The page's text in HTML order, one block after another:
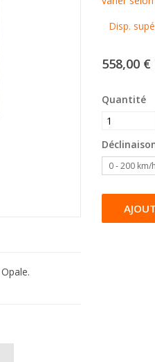
Disp.
558,00 €
Quantité
0 - 200 km/